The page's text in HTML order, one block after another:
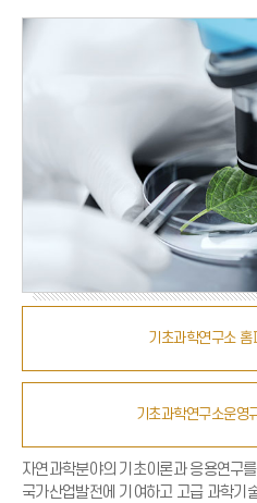
기초과학연구소 홈
기초과학연구소운영
자연과학분야의 기초이론과 응용연구
국가산업발전에 기여하고 고급 과학기